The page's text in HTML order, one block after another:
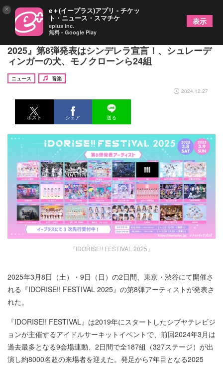
渋谷のアイドルサーキット『IDORISE!!FESTIVAL
2025』第8弾発表はシンデレラ宣言！、シュレーデ
ィンガーの犬、モノクローンら24組
ニュース
音楽
2024.12.27
ポスト シェア 送る
『IDORISE!! FESTIVAL 2025』
2025年3月8日（土）・9日（日）の2日間、東京・渋谷にて開催さ
れる『IDORISE!! FESTIVAL 2025』の第8弾アーティストが発表さ
れた。
『IDORISE!! FESTIVAL』は2019年にスタートしたシブヤテレビジ
ョンが主催するアイドルサーキットイベントで、前回2024年3月は
過去最多となる9会場連動、2日間で全187組（327ステージ）が出
演し約8000名超の来場者を迎えた。発⾜から7年⽬となる2025
× e＋(イープラス)アプリ - チケッ
ト・ニュース・スマチケ
eplus inc.
無料 - Google Play
表示